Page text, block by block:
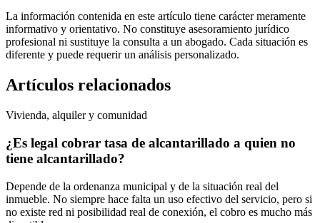
La información contenida en este artículo tiene carácter meramente
informativo y orientativo. No constituye asesoramiento jurídico
profesional ni sustituye la consulta a un abogado. Cada situación es
diferente y puede requerir un análisis personalizado.
Artículos relacionados
Vivienda, alquiler y comunidad
¿Es legal cobrar tasa de alcantarillado a quien no
tiene alcantarillado?
Depende de la ordenanza municipal y de la situación real del
inmueble. No siempre hace falta un uso efectivo del servicio, pero si
no existe red ni posibilidad real de conexión, el cobro es mucho más